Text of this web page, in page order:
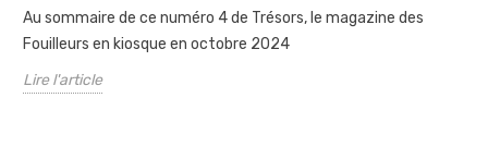
Au sommaire de ce numéro 4 de Trésors, le magazine des
Fouilleurs en kiosque en octobre 2024
Lire l'article